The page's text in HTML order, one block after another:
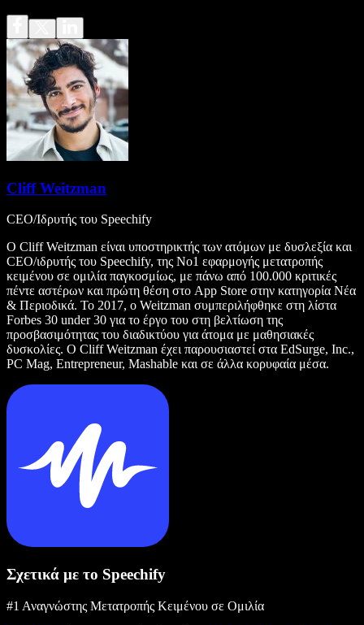
Cliff Weitzman
CEO/Ιδρυτής του Speechify
Ο Cliff Weitzman είναι υποστηρικτής των ατόμων με δυσλεξία και
CEO/ιδρυτής του Speechify, της Νο1 εφαρμογής μετατροπής
κειμένου σε ομιλία παγκοσμίως, με πάνω από 100.000 κριτικές
πέντε αστέρων και πρώτη θέση στο App Store στην κατηγορία Νέα
& Περιοδικά. Το 2017, ο Weitzman συμπεριλήφθηκε στη λίστα
Forbes 30 under 30 για το έργο του στη βελτίωση της
προσβασιμότητας του διαδικτύου για άτομα με μαθησιακές
δυσκολίες. Ο Cliff Weitzman έχει παρουσιαστεί στα EdSurge, Inc.,
PC Mag, Entrepreneur, Mashable και σε άλλα κορυφαία μέσα.
Σχετικά με το Speechify
#1 Αναγνώστης Μετατροπής Κειμένου σε Ομιλία